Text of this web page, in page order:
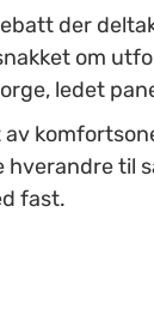
der
om
ledet
til
fast.